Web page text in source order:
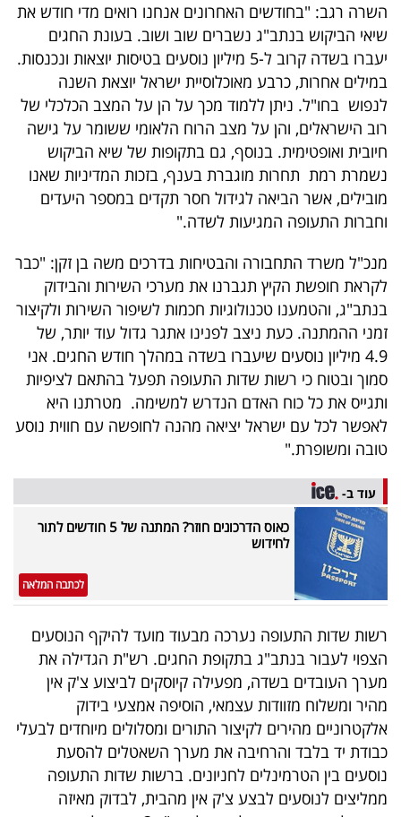
פרסמו
באייס
עקבו
אחרינו:
השרה רגב: "בחודשים האחרונים אנחנו רואים מדי חודש את
שיאי הביקוש בנתב"ג נשברים שוב ושוב. בעונת החגים
יעברו בשדה קרוב ל-5 מיליון נוסעים בטיסות יוצאות ונכנסות.
במילים אחרות, כרבע מאוכלוסיית ישראל יוצאת השנה
לנפוש בחו"ל. ניתן ללמוד מכך על הן על המצב הכלכלי של
רוב הישראלים, והן על מצב הרוח הלאומי ששומר על גישה
חיובית ואופטימית. בנוסף, גם בתקופות של שיא הביקוש
נשמרת רמת תחרות מוגברת בענף, בזכות המדיניות שאנו
מובילים, אשר הביאה לגידול חסר תקדים במספר היעדים
וחברות התעופה המגיעות לשדה."
מנכ"ל משרד התחבורה והבטיחות בדרכים משה בן זקן: "כבר
לקראת חופשת הקיץ תגברנו את מערכי השירות והבידוק
בנתב"ג, והטמענו טכנולוגיות חכמות לשיפור השירות ולקיצור
זמני ההמתנה. כעת ניצב לפנינו אתגר גדול עוד יותר, של
4.9 מיליון נוסעים שיעברו בשדה במהלך חודש החגים. אני
סמוך ובטוח כי רשות שדות התעופה תפעל בהתאם לציפיות
ותגייס את כל כוח האדם הנדרש למשימה. מטרתנו היא
לאפשר לכל עם ישראל יציאה מהנה לחופשה עם חווית נוסע
טובה ומשופרת."
עוד ב-
כאוס הדרכונים חוזר? המתנה של 5 חודשים לתור
לחידוש
לכתבה המלאה
רשות שדות התעופה נערכה מבעוד מועד להיקף הנוסעים
הצפוי לעבור בנתב"ג בתקופת החגים. רש"ת הגדילה את
מערך העובדים בשדה, מפעילה קיוסקים לביצוע צ'ק אין
מהיר ומשלוח מזוודות עצמאי, הוסיפה אמצעי בידוק
אלקטרוניים מהירים לקיצור התורים ומסלולים מיוחדים לבעלי
כבודת יד בלבד והרחיבה את מערך השאטלים להסעת
נוסעים בין הטרמינלים לחניונים. ברשות שדות התעופה
ממליצים לנוסעים לבצע צ'ק אין מהבית, לבדוק מאיזה